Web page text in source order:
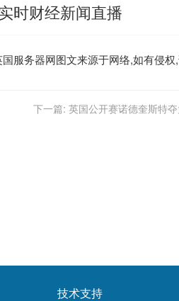
时财经新闻直播
国服务器网图文来源于网络,如有侵
下一篇: 英国公开赛诺德奎斯特
技术支持